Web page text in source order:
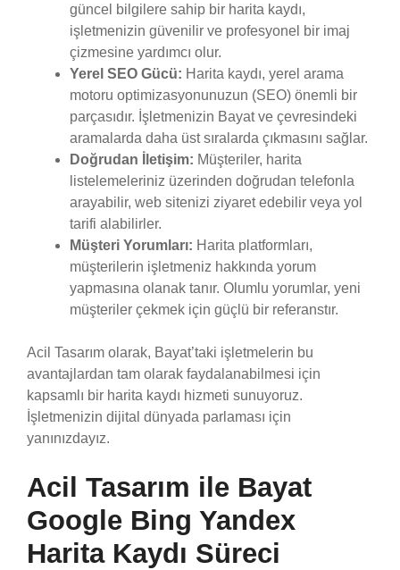
güncel bilgilere sahip bir harita kaydı,
işletmenizin güvenilir ve profesyonel bir imaj
çizmesine yardımcı olur.
Yerel SEO Gücü: Harita kaydı, yerel arama
motoru optimizasyonunuzun (SEO) önemli bir
parçasıdır. İşletmenizin Bayat ve çevresindeki
aramalarda daha üst sıralarda çıkmasını sağlar.
Doğrudan İletişim: Müşteriler, harita
listelemeleriniz üzerinden doğrudan telefonla
arayabilir, web sitenizi ziyaret edebilir veya yol
tarifi alabilirler.
Müşteri Yorumları: Harita platformları,
müşterilerin işletmeniz hakkında yorum
yapmasına olanak tanır. Olumlu yorumlar, yeni
müşteriler çekmek için güçlü bir referanstır.
Acil Tasarım olarak, Bayat’taki işletmelerin bu
avantajlardan tam olarak faydalanabilmesi için
kapsamlı bir harita kaydı hizmeti sunuyoruz.
İşletmenizin dijital dünyada parlaması için
yanınızdayız.
Acil Tasarım ile Bayat
Google Bing Yandex
Harita Kaydı Süreci